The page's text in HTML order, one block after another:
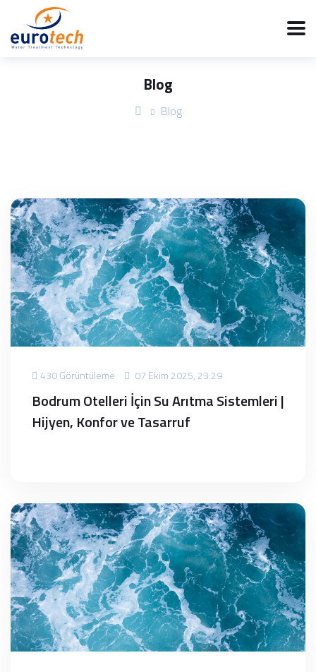
Blog
Blog
430 Görüntüleme 07 Ekim 2025, 23:29
Bodrum Otelleri İçin Su Arıtma Sistemleri |
Hijyen, Konfor ve Tasarruf